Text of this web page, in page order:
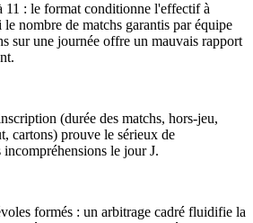
11 : le format conditionne l'effectif à
nombre de matchs garantis par équipe
sur une journée offre un mauvais rapport
(durée des matchs, hors-jeu,
cartons) prouve le sérieux de
le jour J.
formés : un arbitrage cadré fluidifie la